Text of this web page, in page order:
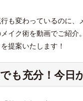
も変わっているのに
イク術を動画でご紹
提案いたします！
も充分！今日